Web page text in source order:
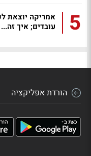
5
עובדים; איך זה...
הורדת אפליקציה